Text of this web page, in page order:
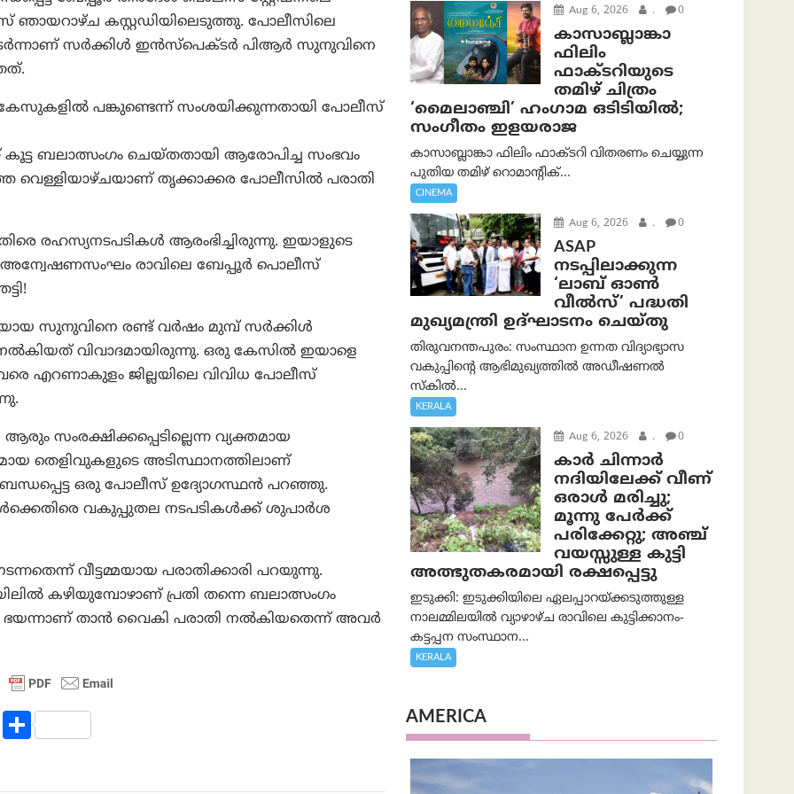
കസ്റ്റഡിയിലെടുത്തു. പോലീസിലെ
സര്‍ക്കിള്‍ ഇന്‍സ്പെക്ടര്‍ പിആർ സുനുവിനെ
പങ്കുണ്ടെന്ന് സംശയിക്കുന്നതായി പോലീസ്
കൂട്ട ബലാത്സംഗം ചെയ്തതായി ആരോപിച്ച സംഭവം
വെള്ളിയാഴ്ചയാണ് തൃക്കാക്കര പോലീസിൽ പരാതി
രഹസ്യനടപടികൾ ആരംഭിച്ചിരുന്നു. ഇയാളുടെ
അന്വേഷണസംഘം രാവിലെ ബേപ്പൂര്‍ പൊലീസ്
സുനുവിനെ രണ്ട് വർഷം മുമ്പ് സർക്കിൾ
വിവാദമായിരുന്നു. ഒരു കേസിൽ ഇയാളെ
എറണാകുളം ജില്ലയിലെ വിവിധ പോലീസ്
സംരക്ഷിക്കപ്പെടില്ലെന്ന വ്യക്തമായ
തെളിവുകളുടെ അടിസ്ഥാനത്തിലാണ്
ഒരു പോലീസ് ഉദ്യോഗസ്ഥൻ പറഞ്ഞു.
വകുപ്പുതല നടപടികൾക്ക് ശുപാർശ
വീട്ടമ്മയായ പരാതിക്കാരി പറയുന്നു.
കഴിയുമ്പോഴാണ് പ്രതി തന്നെ ബലാത്സംഗം
ഭയന്നാണ് താൻ വൈകി പരാതി നൽകിയതെന്ന് അവർ
R S
ar
Aug 6, 2026 . 0
കാസാബ്ലാങ്കാ
ഫിലിം
ഫാക്ടറിയുടെ
തമിഴ് ചിത്രം
‘മൈലാഞ്ചി’ ഹംഗാമ ഒടിടിയിൽ;
സംഗീതം ഇളയരാജ
കാസാബ്ലാങ്കാ ഫിലിം ഫാക്ടറി വിതരണം ചെയ്യുന്ന
പുതിയ തമിഴ് റൊമാന്റിക്...
CINEMA
Aug 6, 2026 . 0
ASAP
നടപ്പിലാക്കുന്ന
‘ലാബ് ഓൺ
വീൽസ്’ പദ്ധതി
മുഖ്യമന്ത്രി ഉദ്ഘാടനം ചെയ്തു
തിരുവനന്തപുരം: സംസ്ഥാന ഉന്നത വിദ്യാഭ്യാസ
വകുപ്പിന്റെ ആഭിമുഖ്യത്തിൽ അഡീഷണൽ
സ്കിൽ...
KERALA
Aug 6, 2026 . 0
കാര്‍ ചിന്നാര്‍
നദിയിലേക്ക് വീണ്
ഒരാള്‍ മരിച്ചു;
മൂന്നു പേര്‍ക്ക്
പരിക്കേറ്റു; അഞ്ച്
വയസ്സുള്ള കുട്ടി
അത്ഭുതകരമായി രക്ഷപ്പെട്ടു
ഇടുക്കി: ഇടുക്കിയിലെ ഏലപ്പാറയ്ക്കടുത്തുള്ള
നാലമ്മിലയിൽ വ്യാഴാഴ്ച രാവിലെ കുട്ടിക്കാനം-
കട്ടപ്പന സംസ്ഥാന...
KERALA
AMERICA